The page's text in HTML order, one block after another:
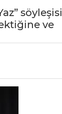
söyleşisi
ve